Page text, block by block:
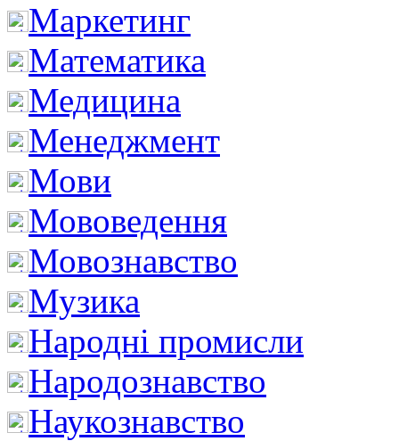
Маркетинг
Математика
Медицина
Менеджмент
Мови
Мововедення
Мовознавство
Музика
Народні промисли
Народознавство
Наукознавство